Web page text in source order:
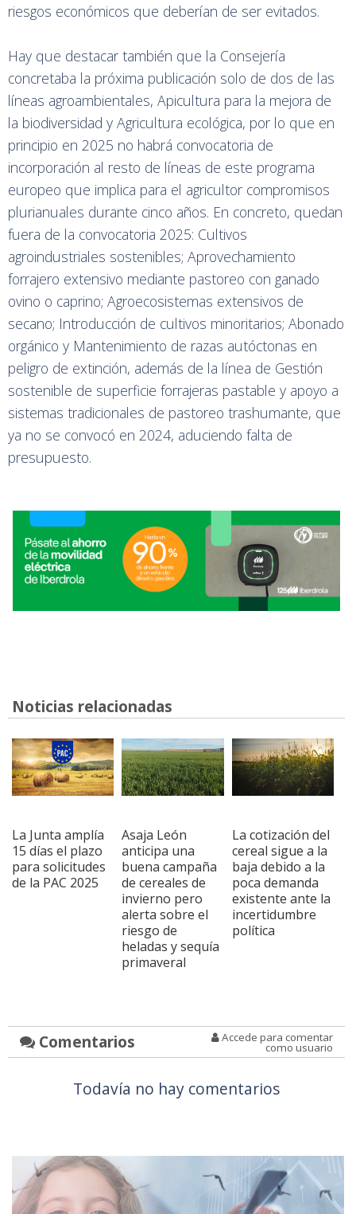
riesgos económicos que deberían de ser evitados.
Hay que destacar también que la Consejería
concretaba la próxima publicación solo de dos de las
líneas agroambientales, Apicultura para la mejora de
la biodiversidad y Agricultura ecológica, por lo que en
principio en 2025 no habrá convocatoria de
incorporación al resto de líneas de este programa
europeo que implica para el agricultor compromisos
plurianuales durante cinco años. En concreto, quedan
fuera de la convocatoria 2025: Cultivos
agroindustriales sostenibles; Aprovechamiento
forrajero extensivo mediante pastoreo con ganado
ovino o caprino; Agroecosistemas extensivos de
secano; Introducción de cultivos minoritarios; Abonado
orgánico y Mantenimiento de razas autóctonas en
peligro de extinción, además de la línea de Gestión
sostenible de superficie forrajeras pastable y apoyo a
sistemas tradicionales de pastoreo trashumante, que
ya no se convocó en 2024, aduciendo falta de
presupuesto.
Noticias relacionadas
La Junta amplía
15 días el plazo
para solicitudes
de la PAC 2025
Asaja León
anticipa una
buena campaña
de cereales de
invierno pero
alerta sobre el
riesgo de
heladas y sequía
primaveral
La cotización del
cereal sigue a la
baja debido a la
poca demanda
existente ante la
incertidumbre
política
Comentarios Accede para comentar
como usuario
Todavía no hay comentarios